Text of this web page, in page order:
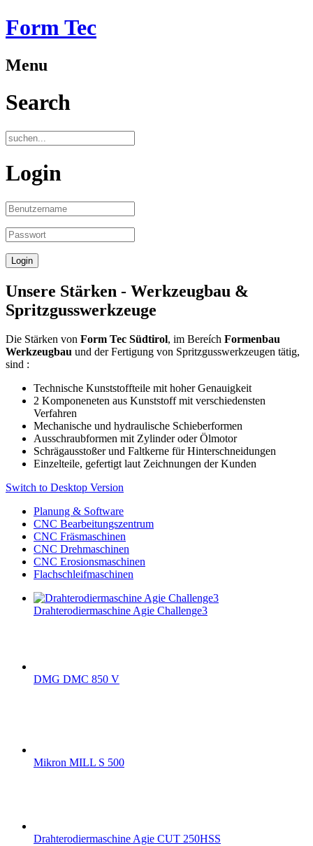
Form Tec
Menu
Search
Login
Unsere Stärken - Werkzeugbau &
Spritzgusswerkzeuge
Die Stärken von Form Tec Südtirol, im Bereích Formenbau
Werkzeugbau und der Fertigung von Spritzgusswerkzeugen tätig,
sind :
Technische Kunststoffteile mit hoher Genauigkeit
2 Komponeneten aus Kunststoff mit verschiedensten
Verfahren
Mechanische und hydraulische Schieberformen
Ausschraubformen mit Zylinder oder Ölmotor
Schrägausstoßer und Faltkerne für Hinterschneidungen
Einzelteile, gefertigt laut Zeichnungen der Kunden
Switch to Desktop Version
Planung & Software
CNC Bearbeitungszentrum
CNC Fräsmaschinen
CNC Drehmaschinen
CNC Erosionsmaschinen
Flachschleifmaschinen
Drahterodiermaschine Agie Challenge3
DMG DMC 850 V
Mikron MILL S 500
Drahterodiermaschine Agie CUT 250HSS